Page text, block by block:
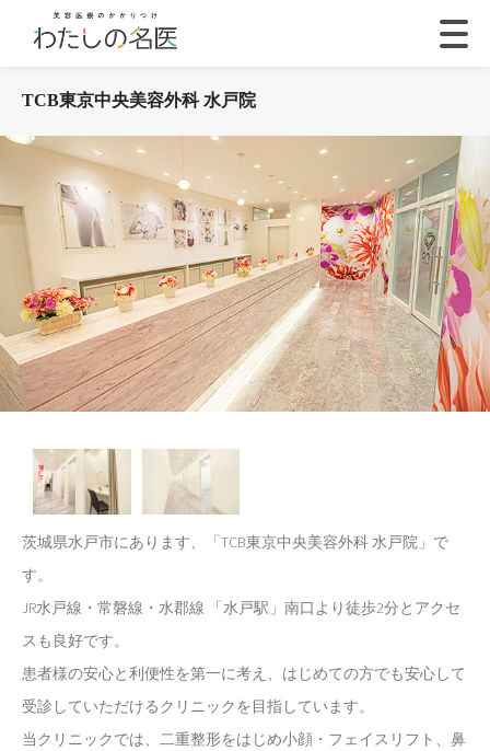
TCB東京中央美容外科 水戸院
茨城県水戸市にあります、「TCB東京中央美容外科 水戸院」で
す。
JR水戸線・常磐線・水郡線 「水戸駅」南口より徒歩2分とアクセ
スも良好です。
患者様の安心と利便性を第一に考え、はじめての方でも安心して
受診していただけるクリニックを目指しています。
当クリニックでは、二重整形をはじめ小顔・フェイスリフト、鼻